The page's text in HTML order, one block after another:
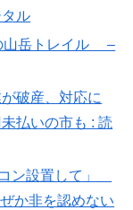
ル
山岳トレイル –
破産、対応に
払いの市も : 読
ン設置して」
か非を認めない